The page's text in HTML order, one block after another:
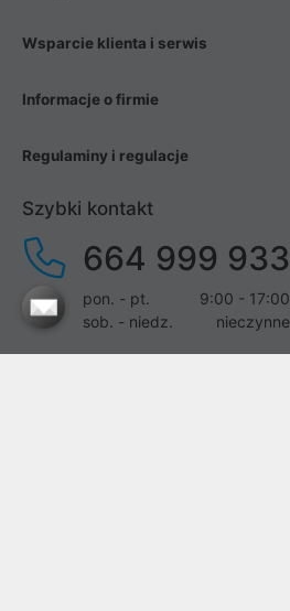
Wsparcie klienta i serwis
Informacje o firmie
Regulaminy i regulacje
Szybki kontakt
664 999 933
pon. - pt.
9:00 - 17:00
sob. - niedz.
nieczynne